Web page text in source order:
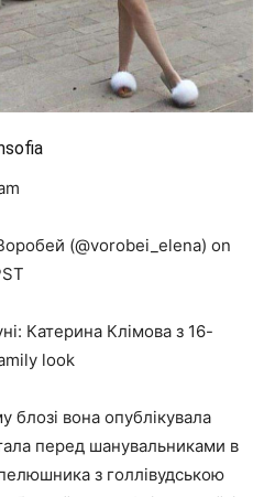
(@vorobei_elena) on
Катерина Клімова з 16-
look
блозі вона опублікувала
перед шанувальниками в
з голлівудською